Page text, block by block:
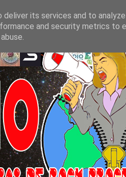
its services and to
and security metrics to